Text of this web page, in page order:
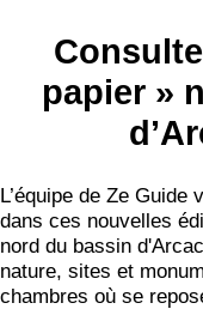
papier »
L’équipe de Ze
dans ces nouvelles
nord du bassin
nature, sites et
chambres où se